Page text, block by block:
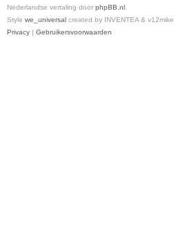
Nederlandse vertaling door phpBB.nl.
Style we_universal created by INVENTEA & v12mike
Privacy | Gebruikersvoorwaarden